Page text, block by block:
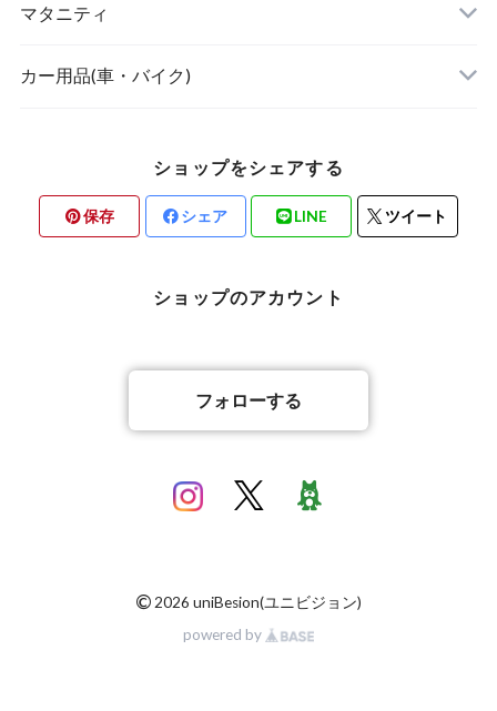
POETIC
キッチングッズ
素材・ハンドメイド
マタニティ
トップス
カー用品(車・バイク)
ショップをシェアする
保存 シェア LINE ツイート
ショップのアカウント
フォローする
©2026 uniBesion(ユニビジョン)
powered by